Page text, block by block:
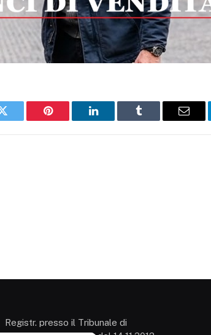
Twitter Pinterest LinkedIn Tumblr Email
Registr. presso il Tribunale di